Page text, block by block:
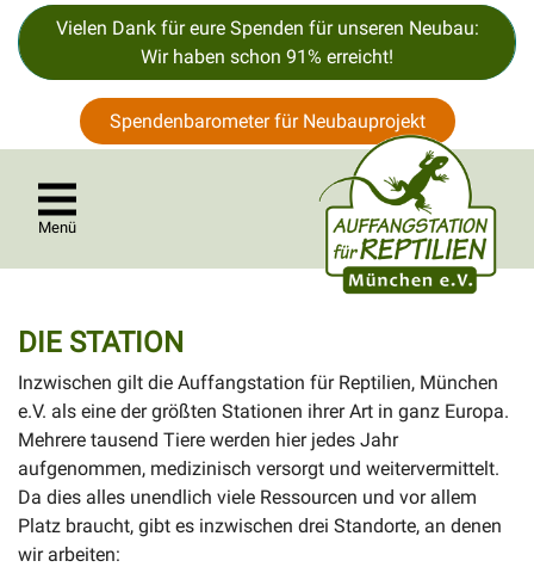
Vielen Dank für eure Spenden für unseren Neubau:
Wir haben schon 91% erreicht!
Spendenbarometer für Neubauprojekt
Menü
DIE STATION
Inzwischen gilt die Auffangstation für Reptilien, München
e.V. als eine der größten Stationen ihrer Art in ganz Europa.
Mehrere tausend Tiere werden hier jedes Jahr
aufgenommen, medizinisch versorgt und weitervermittelt.
Da dies alles unendlich viele Ressourcen und vor allem
Platz braucht, gibt es inzwischen drei Standorte, an denen
wir arbeiten: